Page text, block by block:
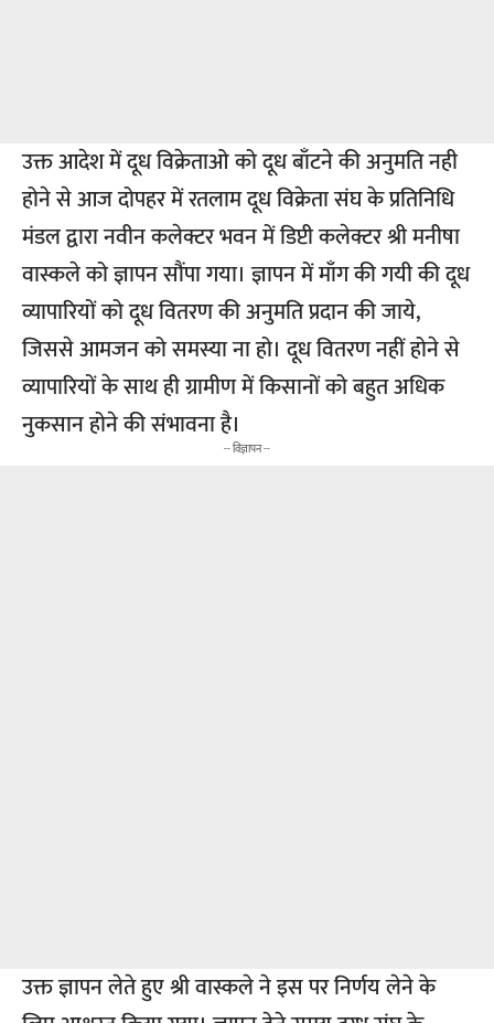
उक्त आदेश में दूध विक्रेताओ को दूध बाँटने की अनुमति नही
होने से आज दोपहर में रतलाम दूध विक्रेता संघ के प्रतिनिधि
मंडल द्वारा नवीन कलेक्टर भवन में डिप्टी कलेक्टर श्री मनीषा
वास्कले को ज्ञापन सौंपा गया। ज्ञापन में माँग की गयी की दूध
व्यापारियों को दूध वितरण की अनुमति प्रदान की जाये,
जिससे आमजन को समस्या ना हो। दूध वितरण नहीं होने से
व्यापारियों के साथ ही ग्रामीण में किसानों को बहुत अधिक
नुकसान होने की संभावना है।
-- विज्ञापन --
उक्त ज्ञापन लेते हुए श्री वास्कले ने इस पर निर्णय लेने के